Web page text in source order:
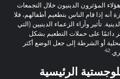
المؤثرون الدينيون خلال التجمعات
إذا قام الناس بتطعيم أطفالهم، فلا
وآراء الزعماء الدينيين (التي
على حملات التطعيم بشكل
أو الشرطة إلى جعل الوضع أكثر
الرئيسية